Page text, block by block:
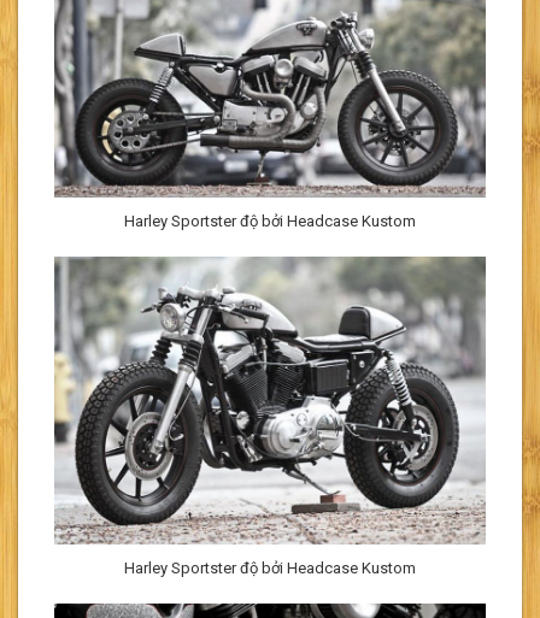
Harley Sportster độ bởi Headcase Kustom
Harley Sportster độ bởi Headcase Kustom